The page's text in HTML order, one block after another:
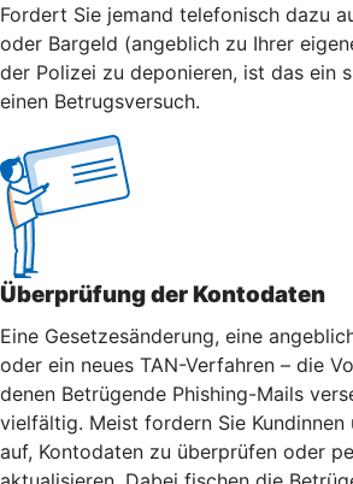
Fordert Sie jemand telefonisch dazu
oder Bargeld (angeblich zu Ihrer
der Polizei zu deponieren, ist das ein
einen Betrugsversuch.
Überprüfung der Kontodaten
Eine Gesetzesänderung, eine
oder ein neues TAN-Verfahren – die
denen Betrügende Phishing-Mails
vielfältig. Meist fordern Sie Kundinnen
auf, Kontodaten zu überprüfen oder